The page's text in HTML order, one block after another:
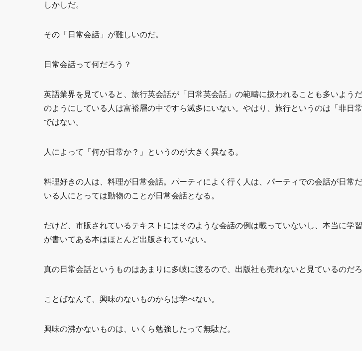
しかしだ。
その「日常会話」が難しいのだ。
日常会話って何だろう？
英語業界を見ていると、旅行英会話が「日常英会話」の範疇に扱われることも多いよう
のようにしている人は富裕層の中ですら滅多にいない。やはり、旅行というのは「非日
ではない。
人によって「何が日常か？」というのが大きく異なる。
料理好きの人は、料理が日常会話。パーティによく行く人は、パーティでの会話が日常
いる人にとっては動物のことが日常会話となる。
だけど、市販されているテキストにはそのような会話の例は載っていないし、本当に学
が書いてある本はほとんど出版されていない。
真の日常会話というものはあまりに多岐に渡るので、出版社も売れないと見ているのだろ
ことばなんて、興味のないものからは学べない。
興味の沸かないものは、いくら勉強したって無駄だ。